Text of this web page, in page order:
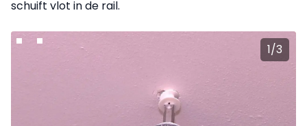
schuift vlot in de rail.
1/3